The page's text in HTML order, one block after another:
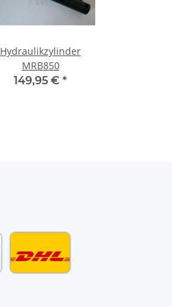
Hydraulikzylinder
MRB850
149,95 € *